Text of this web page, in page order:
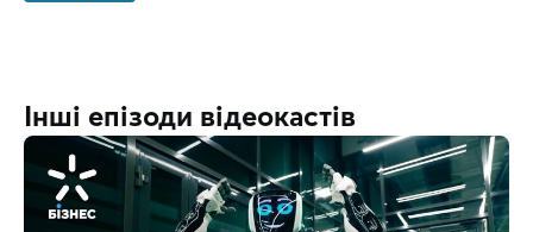
Інші епізоди відеокастів